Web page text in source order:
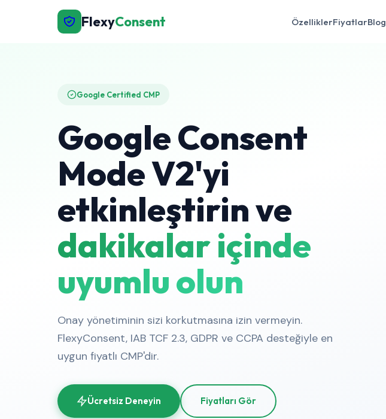
FlexyConsent ÖzelliklerFiyatlarBlog
Google Certified CMP
Google Consent
Mode V2'yi
etkinleştirin ve
dakikalar içinde
uyumlu olun
Onay yönetiminin sizi korkutmasına izin vermeyin.
FlexyConsent, IAB TCF 2.3, GDPR ve CCPA desteğiyle en
uygun fiyatlı CMP'dir.
Ücretsiz Deneyin Fiyatları Gör